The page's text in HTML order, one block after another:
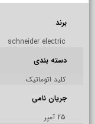
برند
schneider electric
دسته بندی
کلید اتوماتیک
جریان نامی
25 آمپر